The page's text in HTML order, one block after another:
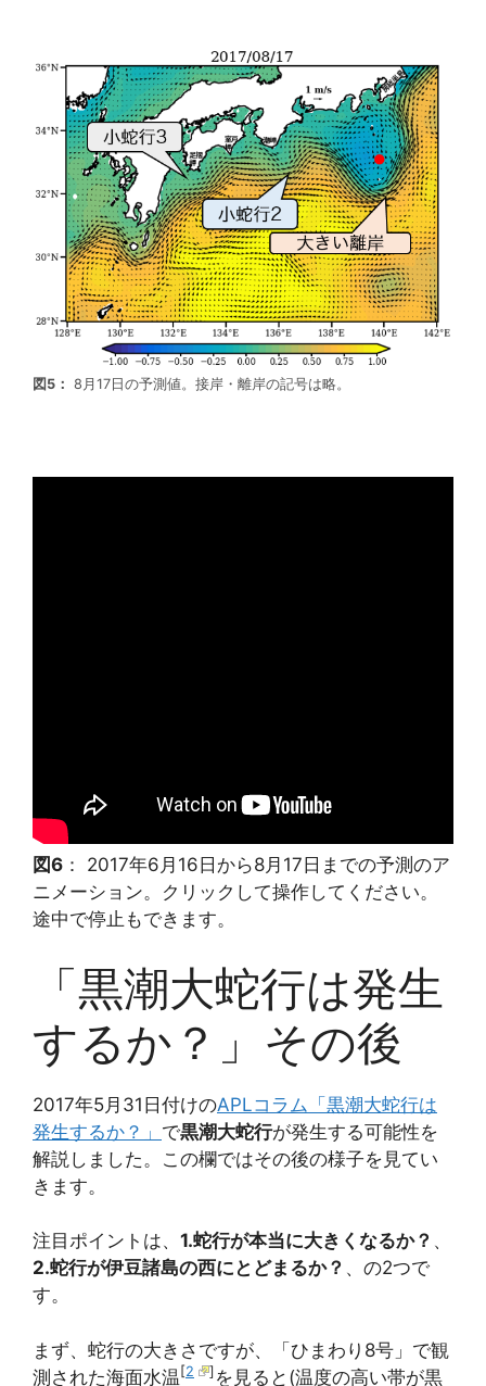
図5： 8月17日の予測値。接岸・離岸の記号は略。
図6 ： 2017年6月16日から8月17日までの予測のア
ニメーション。クリックして操作してください。
途中で停止もできます。
「黒潮大蛇行は発生
するか？」その後
2017年5月31日付けのAPLコラム「黒潮大蛇行は
発生するか？」 で黒潮大蛇行が発生する可能性を
解説しました。この欄ではその後の様子を見てい
きます。
注目ポイントは、 1.蛇行が本当に大きくなるか？ 、
2.蛇行が伊豆諸島の西にとどまるか？ 、の2つで
す。
まず、蛇行の大きさですが、「ひまわり8号」で観
測された海面水温 [2 ] を見ると(温度の高い帯が黒